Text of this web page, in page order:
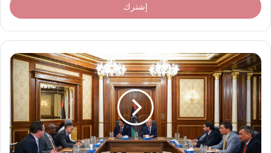
ل
ر
د
ك
ا
ل
ل
ك